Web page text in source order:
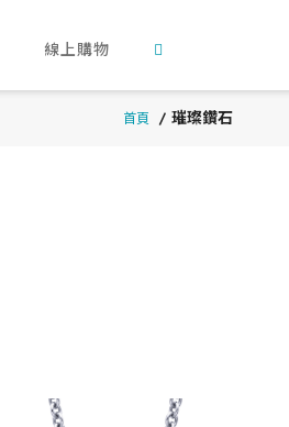
線上購物
首頁 璀璨鑽石